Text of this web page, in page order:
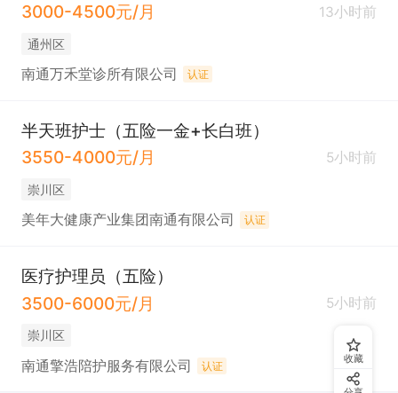
3000-4500元/月
13小时前
通州区
南通万禾堂诊所有限公司 认证
半天班护士（五险一金+长白班）
3550-4000元/月
5小时前
崇川区
美年大健康产业集团南通有限公司 认证
医疗护理员（五险）
3500-6000元/月
5小时前
崇川区
南通擎浩陪护服务有限公司 认证 收藏